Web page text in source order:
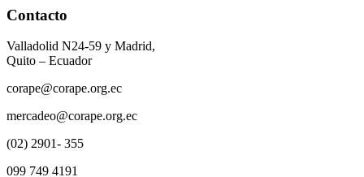
Contacto
Valladolid N24-59 y Madrid,
Quito – Ecuador
corape@corape.org.ec
mercadeo@corape.org.ec
(02) 2901- 355
099 749 4191